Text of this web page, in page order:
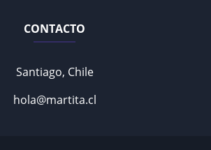
CONTACTO
Santiago, Chile
hola@martita.cl